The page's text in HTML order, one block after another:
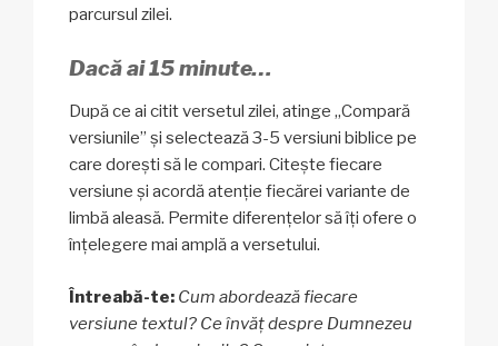
parcursul zilei.
Dacă ai 15 minute…
După ce ai citit versetul zilei, atinge „Compară
versiunile” și selectează 3-5 versiuni biblice pe
care dorești să le compari. Citește fiecare
versiune și acordă atenție fiecărei variante de
limbă aleasă. Permite diferențelor să îți ofere o
înțelegere mai amplă a versetului.
Întreabă-te: Cum abordează fiecare
versiune textul? Ce învăț despre Dumnezeu